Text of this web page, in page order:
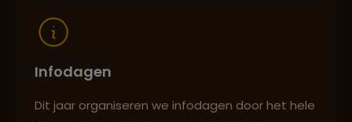
Infodagen
Dit jaar organiseren we infodagen door het hele